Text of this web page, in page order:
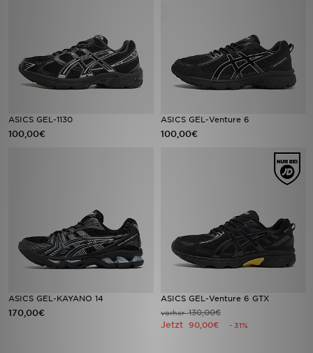
ASICS GEL-1130
100,00€
ASICS GEL-Venture 6
100,00€
ASICS GEL-KAYANO 14
170,00€
ASICS GEL-Venture 6 GTX
vorher130,00€
Jetzt 90,00€ - 31%
Hilfe & Kontakt
Geschenkgutschein
Blog